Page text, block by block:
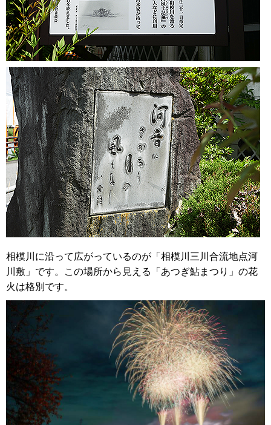
相模川に沿って広がっているのが「相模川三川合流地点河
川敷」です。この場所から見える「あつぎ鮎まつり」の花
火は格別です。